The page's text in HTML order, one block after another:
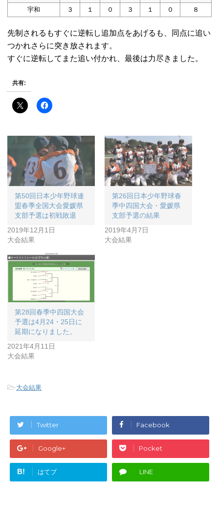
宇和
３ １ ０ ３ １ ０ ８
先制されるもすぐに逆転し追加点をあげるも、同点に追い
つかれさらに突き放されます。
すぐに逆転してまた追い付かれ、最後は力尽きました。
共有:
第50回日本少年野球連
盟春季全国大会愛媛県
支部予選は初戦敗退
2019年12月1日
大会結果
第26回日本少年野球春
季中四国大会・愛媛県
支部予選の結果
2019年4月7日
大会結果
第28回春季中四国大会
予選は4月24・25日に
延期になりました。
2021年4月11日
大会結果
-大会結果
Twitter Facebook
Google+ Pocket
B! はてブ LINE